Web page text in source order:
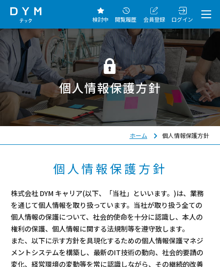
検討中 閲覧履歴 会員登録 ログイン
個人情報保護方針
ホーム 個人情報保護方針
個人情報保護方針
株式会社 DYM キャリア(以下、「当社」といいます。)は、業務
を通じて個人情報を取り扱っています。当社が取り扱う全ての
個人情報の保護について、社会的使命を十分に認識し、本人の
権利の保護、個人情報に関する法規制等を遵守致します。
また、以下に示す方針を具現化するための個人情報保護マネジ
メントシステムを構築し、最新のIT技術の動向、社会的要請の
変化、経営環境の変動等を常に認識しながら、その継続的改善